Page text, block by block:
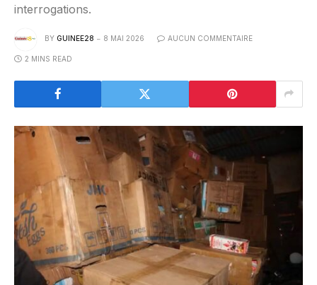
interrogations.
BY GUINEE28 8 MAI 2026 AUCUN COMMENTAIRE
2 MINS READ